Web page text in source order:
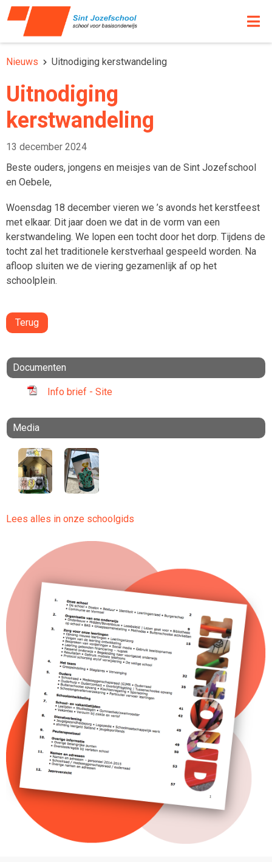
Nieuws Uitnodiging kerstwandeling
Uitnodiging
kerstwandeling
13 december 2024
Beste ouders, jongens en meisjes van de Sint Jozefschool
en Oebele,
Woensdag 18 december vieren we ’s avonds het kerstfeest
met elkaar. Dit jaar doen we dat in de vorm van een
kerstwandeling. We lopen een tocht door het dorp. Tijdens de
tocht zal het traditionele kerstverhaal gespeeld worden. Na
afloop sluiten we de viering gezamenlijk af op het
schoolplein.
Terug
Documenten
Info brief - Site
Media
Lees alles in onze schoolgids